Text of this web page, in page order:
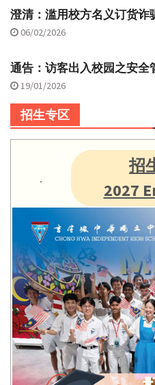
澄清：滥用校方名义订货诈
06/02/2026
通告：访客出入校园之安全
19/01/2026
招生专区
招
2027